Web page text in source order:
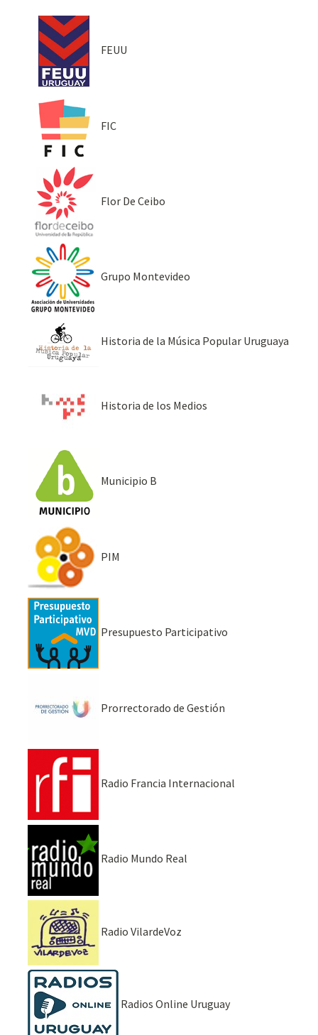
FEUU
FIC
Flor De Ceibo
Grupo Montevideo
Historia de la Música Popular Uruguaya
Historia de los Medios
Municipio B
PIM
Presupuesto Participativo
Prorrectorado de Gestión
Radio Francia Internacional
Radio Mundo Real
Radio VilardeVoz
Radios Online Uruguay